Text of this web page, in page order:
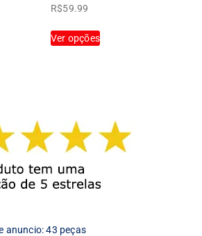
R$59.99
Ver opçõesproduto
opções
podem
ser
na
anuncio: 43 peças